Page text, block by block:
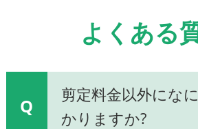
よくある
Q
剪定料金以外にな
かりますか?